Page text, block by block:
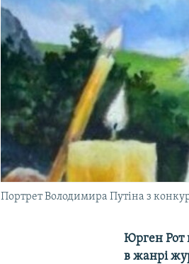
Портрет Володимира Путіна з
Юрген Рот
в жанрі